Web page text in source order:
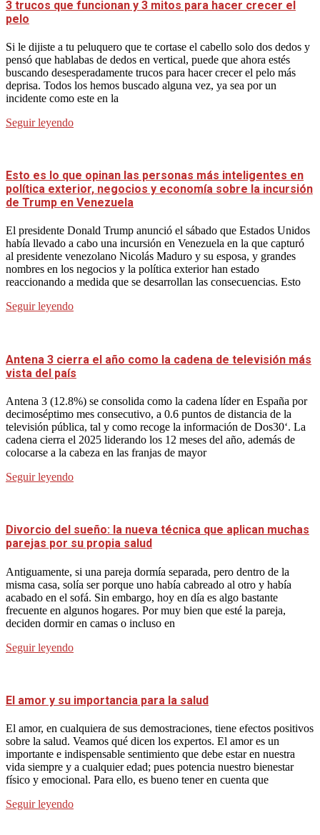
3 trucos que funcionan y 3 mitos para hacer crecer el
pelo
Si le dijiste a tu peluquero que te cortase el cabello solo dos dedos y
pensó que hablabas de dedos en vertical, puede que ahora estés
buscando desesperadamente trucos para hacer crecer el pelo más
deprisa. Todos los hemos buscado alguna vez, ya sea por un
incidente como este en la
Seguir leyendo
Esto es lo que opinan las personas más inteligentes en
política exterior, negocios y economía sobre la incursión
de Trump en Venezuela
El presidente Donald Trump anunció el sábado que Estados Unidos
había llevado a cabo una incursión en Venezuela en la que capturó
al presidente venezolano Nicolás Maduro y su esposa, y grandes
nombres en los negocios y la política exterior han estado
reaccionando a medida que se desarrollan las consecuencias. Esto
Seguir leyendo
Antena 3 cierra el año como la cadena de televisión más
vista del país
Antena 3 (12.8%) se consolida como la cadena líder en España por
decimoséptimo mes consecutivo, a 0.6 puntos de distancia de la
televisión pública, tal y como recoge la información de Dos30‘. La
cadena cierra el 2025 liderando los 12 meses del año, además de
colocarse a la cabeza en las franjas de mayor
Seguir leyendo
Divorcio del sueño: la nueva técnica que aplican muchas
parejas por su propia salud
Antiguamente, si una pareja dormía separada, pero dentro de la
misma casa, solía ser porque uno había cabreado al otro y había
acabado en el sofá. Sin embargo, hoy en día es algo bastante
frecuente en algunos hogares. Por muy bien que esté la pareja,
deciden dormir en camas o incluso en
Seguir leyendo
El amor y su importancia para la salud
El amor, en cualquiera de sus demostraciones, tiene efectos positivos
sobre la salud. Veamos qué dicen los expertos. El amor es un
importante e indispensable sentimiento que debe estar en nuestra
vida siempre y a cualquier edad; pues potencia nuestro bienestar
físico y emocional. Para ello, es bueno tener en cuenta que
Seguir leyendo